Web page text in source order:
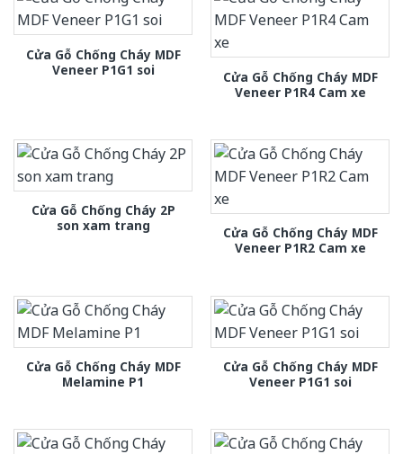
Cửa Gỗ Chống Cháy MDF
Veneer P1G1 soi
Cửa Gỗ Chống Cháy MDF
Veneer P1R4 Cam xe
Cửa Gỗ Chống Cháy 2P
son xam trang
Cửa Gỗ Chống Cháy MDF
Veneer P1R2 Cam xe
Cửa Gỗ Chống Cháy MDF
Melamine P1
Cửa Gỗ Chống Cháy MDF
Veneer P1G1 soi